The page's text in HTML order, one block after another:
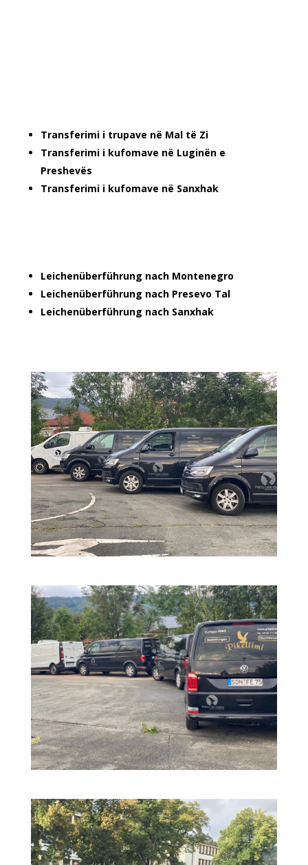
Transferimi i trupave në Mal të Zi
Transferimi i kufomave në Luginën e
Preshevës
Transferimi i kufomave në Sanxhak
Leichenüberführung nach Montenegro
Leichenüberführung nach Presevo Tal
Leichenüberführung nach Sanxhak